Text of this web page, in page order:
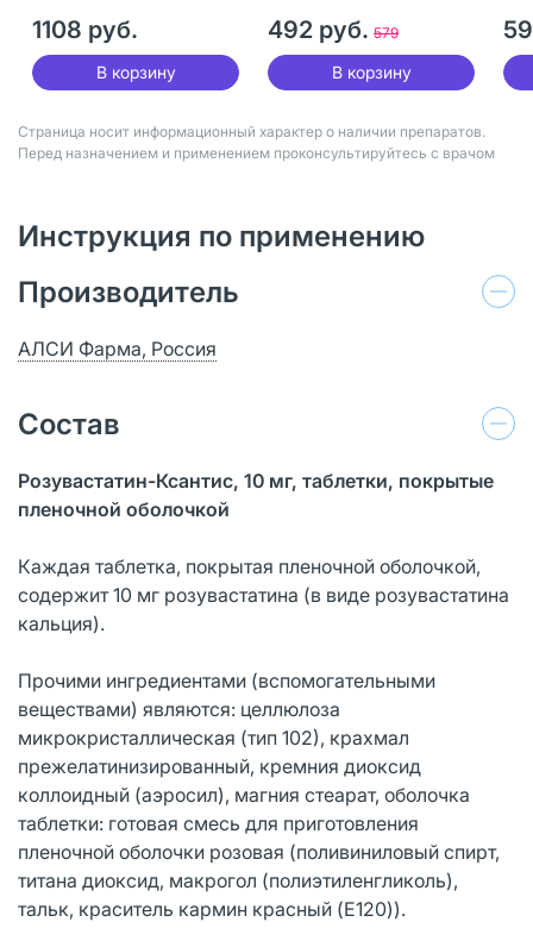
1108 руб.
В корзину
492 руб. 579
В корзину
Страница носит информационный характер о наличии препаратов.
Перед назначением и применением проконсультируйтесь с врачом
Инструкция по применению
Производитель
АЛСИ Фарма, Россия
Состав
Розувастатин-Ксантис, 10 мг, таблетки, покрытые
пленочной оболочкой
Каждая таблетка, покрытая пленочной оболочкой,
содержит 10 мг розувастатина (в виде розувастатина
кальция).
Прочими ингредиентами (вспомогательными
веществами) являются: целлюлоза
микрокристаллическая (тип 102), крахмал
прежелатинизированный, кремния диоксид
коллоидный (аэросил), магния стеарат, оболочка
таблетки: готовая смесь для приготовления
пленочной оболочки розовая (поливиниловый спирт,
титана диоксид, макрогол (полиэтиленгликоль),
тальк, краситель кармин красный (E120)).